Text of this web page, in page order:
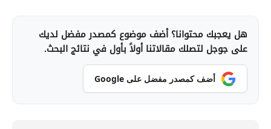
هل يعجبك محتوانا؟ أضف موضوع كمصدر مفضل لديك
على جوجل لتصلك مقالاتنا أولاً بأول في نتائج البحث.
أضف كمصدر مفضل على Google